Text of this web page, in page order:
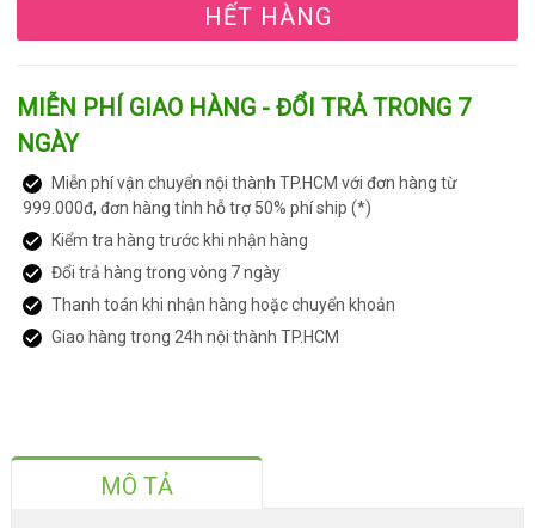
HẾT HÀNG
MIỄN PHÍ GIAO HÀNG - ĐỔI TRẢ TRONG 7
NGÀY
Miễn phí vận chuyển nội thành TP.HCM với đơn hàng từ
999.000đ, đơn hàng tỉnh hỗ trợ 50% phí ship (*)
Kiểm tra hàng trước khi nhận hàng
Đổi trả hàng trong vòng 7 ngày
Thanh toán khi nhận hàng hoặc chuyển khoản
Giao hàng trong 24h nội thành TP.HCM
MÔ TẢ